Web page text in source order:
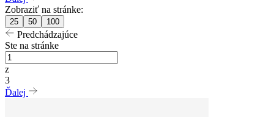
Zobraziť na stránke:
25 50 100
Predchádzajúce
Ste na stránke
z
3
Ďalej